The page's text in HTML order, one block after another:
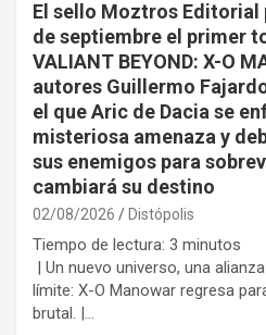
El sello Moztros Editorial
de septiembre el primer
VALIANT BEYOND: X-O
autores Guillermo
el que Aric de Dacia se
misteriosa amenaza y
sus enemigos para
cambiará su destino
02/08/2026 Distópolis
Tiempo de lectura: 3 minutos
| Un nuevo universo, una
límite: X-O Manowar regresa
brutal. |…